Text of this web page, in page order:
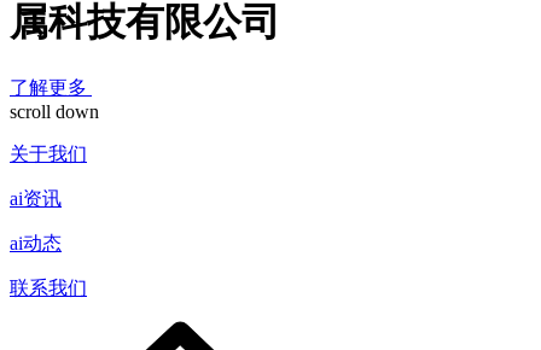
属科技有限公司
了解更多
scroll down
关于我们
ai资讯
ai动态
联系我们